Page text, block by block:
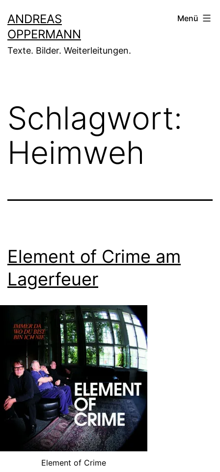
Inhalt
springen
ANDREAS
OPPERMANN
Texte. Bilder. Weiterleitungen.
Menü
Schlagwort:
Heimweh
Element of Crime am
Lagerfeuer
Element of Crime